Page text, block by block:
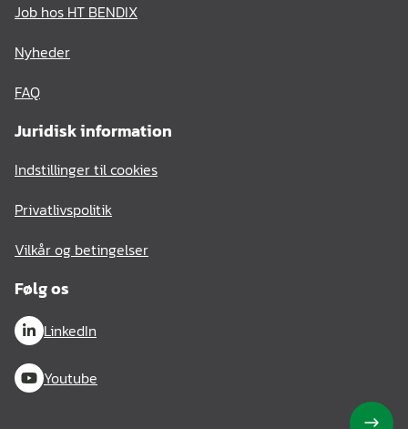
Job hos HT BENDIX
Nyheder
FAQ
Juridisk information
Indstillinger til cookies
Privatlivspolitik
Vilkår og betingelser
Følg os
LinkedIn
Youtube